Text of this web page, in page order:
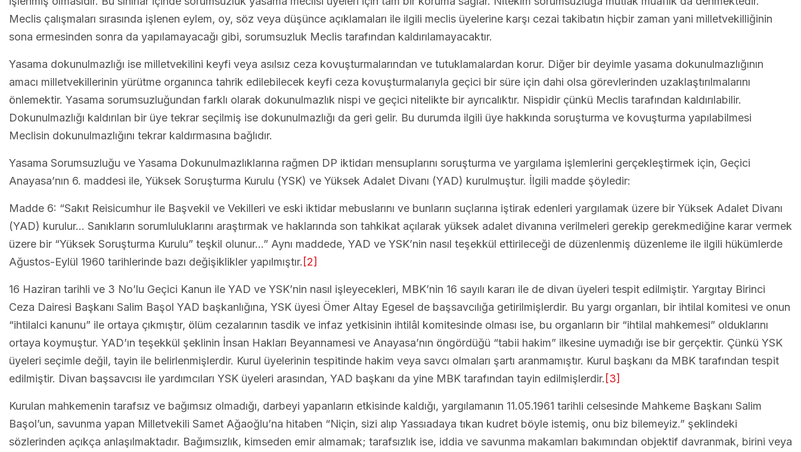
Meclis çalışmaları sırasında işlenen eylem, oy, söz veya düşünce açıklamaları ile ilgili meclis üyelerine karşı cezai takibatın hiçbir zaman yani milletvekilliğinin
sona ermesinden sonra da yapılamayacağı gibi, sorumsuzluk Meclis tarafından kaldırılamayacaktır.
Yasama dokunulmazlığı ise milletvekilini keyfi veya asılsız ceza kovuşturmalarından ve tutuklamalardan korur. Diğer bir deyimle yasama dokunulmazlığının
amacı milletvekillerinin yürütme organınca tahrik edilebilecek keyfi ceza kovuşturmalarıyla geçici bir süre için dahi olsa görevlerinden uzaklaştırılmalarını
önlemektir. Yasama sorumsuzluğundan farklı olarak dokunulmazlık nispi ve geçici nitelikte bir ayrıcalıktır. Nispidir çünkü Meclis tarafından kaldırılabilir.
Dokunulmazlığı kaldırılan bir üye tekrar seçilmiş ise dokunulmazlığı da geri gelir. Bu durumda ilgili üye hakkında soruşturma ve kovuşturma yapılabilmesi
Meclisin dokunulmazlığını tekrar kaldırmasına bağlıdır.
Yasama Sorumsuzluğu ve Yasama Dokunulmazlıklarına rağmen DP iktidarı mensuplarını soruşturma ve yargılama işlemlerini gerçekleştirmek için, Geçici
Anayasa’nın 6. maddesi ile, Yüksek Soruşturma Kurulu (YSK) ve Yüksek Adalet Divanı (YAD) kurulmuştur. İlgili madde şöyledir:
Madde 6: “Sakıt Reisicumhur ile Başvekil ve Vekilleri ve eski iktidar mebuslarını ve bunların suçlarına iştirak edenleri yargılamak üzere bir Yüksek Adalet Divanı
(YAD) kurulur… Sanıkların sorumluluklarını araştırmak ve haklarında son tahkikat açılarak yüksek adalet divanına verilmeleri gerekip gerekmediğine karar vermek
üzere bir “Yüksek Soruşturma Kurulu” teşkil olunur…” Aynı maddede, YAD ve YSK’nin nasıl teşekkül ettirileceği de düzenlenmiş düzenleme ile ilgili hükümlerde
Ağustos-Eylül 1960 tarihlerinde bazı değişiklikler yapılmıştır. [2]
16 Haziran tarihli ve 3 No’lu Geçici Kanun ile YAD ve YSK’nin nasıl işleyecekleri, MBK’nin 16 sayılı kararı ile de divan üyeleri tespit edilmiştir. Yargıtay Birinci
Ceza Dairesi Başkanı Salim Başol YAD başkanlığına, YSK üyesi Ömer Altay Egesel de başsavcılığa getirilmişlerdir. Bu yargı organları, bir ihtilal komitesi ve onun
“ihtilalci kanunu” ile ortaya çıkmıştır, ölüm cezalarının tasdik ve infaz yetkisinin ihtilâl komitesinde olması ise, bu organların bir “ihtilal mahkemesi” olduklarını
ortaya koymuştur. YAD’ın teşekkül şeklinin İnsan Hakları Beyannamesi ve Anayasa’nın öngördüğü “tabii hakim” ilkesine uymadığı ise bir gerçektir. Çünkü YSK
üyeleri seçimle değil, tayin ile belirlenmişlerdir. Kurul üyelerinin tespitinde hakim veya savcı olmaları şartı aranmamıştır. Kurul başkanı da MBK tarafından tespit
edilmiştir. Divan başsavcısı ile yardımcıları YSK üyeleri arasından, YAD başkanı da yine MBK tarafından tayin edilmişlerdir. [3]
Kurulan mahkemenin tarafsız ve bağımsız olmadığı, darbeyi yapanların etkisinde kaldığı, yargılamanın 11.05.1961 tarihli celsesinde Mahkeme Başkanı Salim
Başol’un, savunma yapan Milletvekili Samet Ağaoğlu’na hitaben “Niçin, sizi alıp Yassıadaya tıkan kudret böyle istemiş, onu biz bilemeyiz.” şeklindeki
sözlerinden açıkça anlaşılmaktadır. Bağımsızlık, kimseden emir almamak; tarafsızlık ise, iddia ve savunma makamları bakımından objektif davranmak, birini veya